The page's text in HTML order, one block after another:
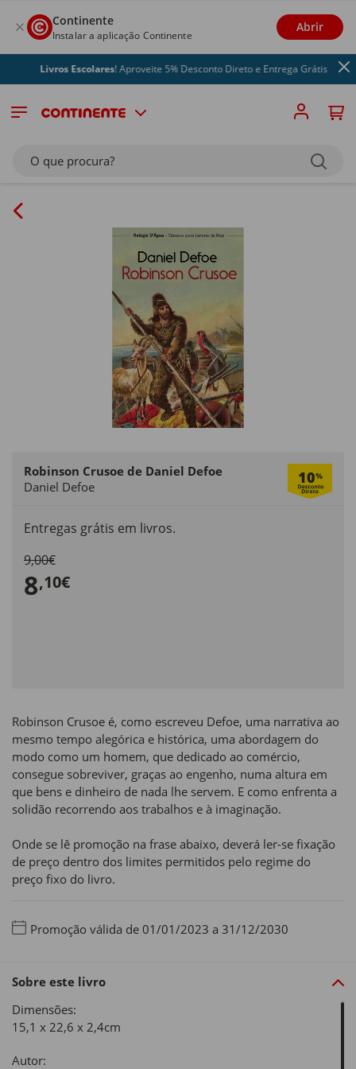
Continente
Instalar a aplicação Continente
Abrir
Livros Escolares! Aproveite 5% Desconto Direto e Entrega Grátis
O que procura?
Robinson Crusoe de Daniel Defoe 10%
Daniel Defoe
Entregas grátis em livros.
9,00€
8,10€
Robinson Crusoe é, como escreveu Defoe, uma narrativa ao
mesmo tempo alegórica e histórica, uma abordagem do
modo como um homem, que dedicado ao comércio,
consegue sobreviver, graças ao engenho, numa altura em
que bens e dinheiro de nada lhe servem. E como enfrenta a
solidão recorrendo aos trabalhos e à imaginação.
Onde se lê promoção na frase abaixo, deverá ler-se fixação
de preço dentro dos limites permitidos pelo regime do
preço fixo do livro.
Promoção válida de 01/01/2023 a 31/12/2030
Sobre este livro
Dimensões:
15,1 x 22,6 x 2,4cm
Autor: